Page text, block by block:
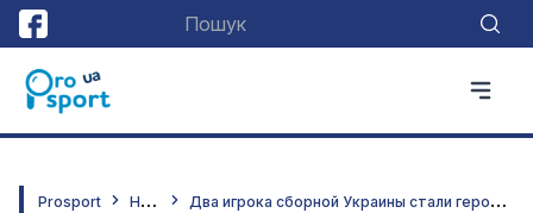
Prosport Н
овини Д
ва игрока сборной Украины стали героями семейной кинокомедии (видео)